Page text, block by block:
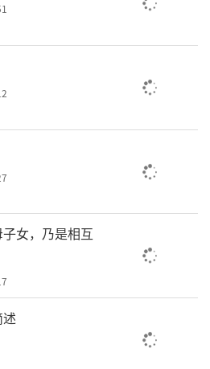
女，乃是相互